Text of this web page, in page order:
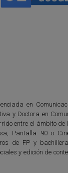
en
y Doctora en
entre el ámbito de
Pantalla 90 o
de FP y
y edición de